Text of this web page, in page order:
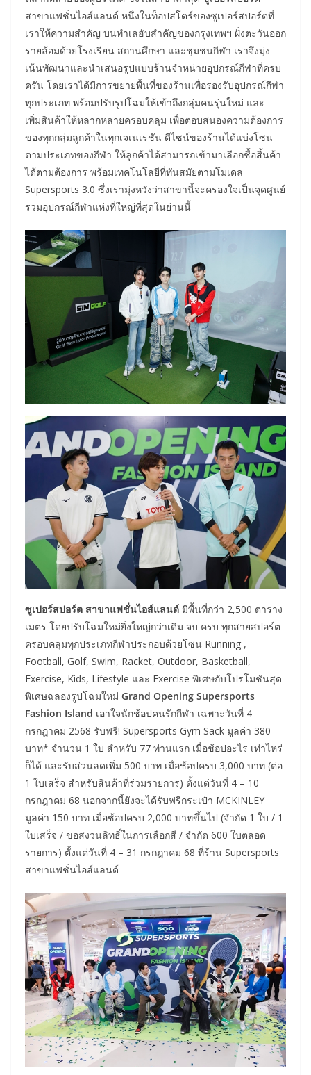
สาขาแฟชั่นไอส์แลนด์ หนึ่งในท็อปสโตร์ของซูเปอร์สปอร์ตที่
เราให้ความสำคัญ บนทำเลฮับสำคัญของกรุงเทพฯ ฝั่งตะวันออก
รายล้อมด้วยโรงเรียน สถานศึกษา และชุมชนกีฬา เราจึงมุ่ง
เน้นพัฒนาและนำเสนอรูปแบบร้านจำหน่ายอุปกรณ์กีฬาที่ครบ
ครัน โดยเราได้มีการขยายพื้นที่ของร้านเพื่อรองรับอุปกรณ์กีฬา
ทุกประเภท พร้อมปรับรูปโฉมให้เข้าถึงกลุ่มคนรุ่นใหม่ และ
เพิ่มสินค้าให้หลากหลายครอบคลุม เพื่อตอบสนองความต้องการ
ของทุกกลุ่มลูกค้าในทุกเจเนเรชัน ดีไซน์ของร้านได้แบ่งโซน
ตามประเภทของกีฬา ให้ลูกค้าได้สามารถเข้ามาเลือกซื้อสิ้นค้า
ได้ตามต้องการ พร้อมเทคโนโลยีที่ทันสมัยตามโมเดล
Supersports 3.0 ซึ่งเรามุ่งหวังว่าสาขานี้จะครองใจเป็นจุดศูนย์
รวมอุปกรณ์กีฬาแห่งที่ใหญ่ที่สุดในย่านนี้
ซูเปอร์สปอร์ต สาขาแฟชั่นไอส์แลนด์ มีพื้นที่กว่า 2,500 ตาราง
เมตร โดยปรับโฉมใหม่ยิ่งใหญ่กว่าเดิม จบ ครบ ทุกสายสปอร์ต
ครอบคลุมทุกประเภทกีฬาประกอบด้วยโซน Running ,
Football, Golf, Swim, Racket, Outdoor, Basketball,
Exercise, Kids, Lifestyle และ Exercise พิเศษกับโปรโมชันสุด
พิเศษฉลองรูปโฉมใหม่ Grand Opening Supersports
Fashion Island เอาใจนักช้อปคนรักกีฬา เฉพาะวันที่ 4
กรกฎาคม 2568 รับฟรี! Supersports Gym Sack มูลค่า 380
บาท* จำนวน 1 ใบ สำหรับ 77 ท่านแรก เมื่อช้อปอะไร เท่าไหร่
ก็ได้ และรับส่วนลดเพิ่ม 500 บาท เมื่อช้อปครบ 3,000 บาท (ต่อ
1 ใบเสร็จ สำหรับสินค้าที่ร่วมรายการ) ตั้งแต่วันที่ 4 – 10
กรกฎาคม 68 นอกจากนี้ยังจะได้รับฟรีกระเป๋า MCKINLEY
มูลค่า 150 บาท เมื่อช้อปครบ 2,000 บาทขึ้นไป (จำกัด 1 ใบ / 1
ใบเสร็จ / ขอสงวนลิทธิ์ในการเลือกสี / จำกัด 600 ใบตลอด
รายการ) ตั้งแต่วันที่ 4 – 31 กรกฎาคม 68 ที่ร้าน Supersports
สาขาแฟชั่นไอส์แลนด์